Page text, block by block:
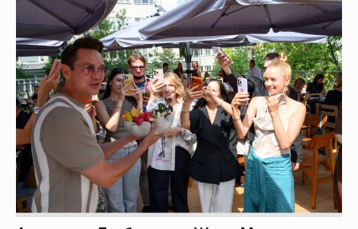
Анастасия Гребенкина, Женя Малахова,
Оксана Русланова и другие гости
фестиваля «Баланс вкуса и ритма»:
рассматриваем летние образы